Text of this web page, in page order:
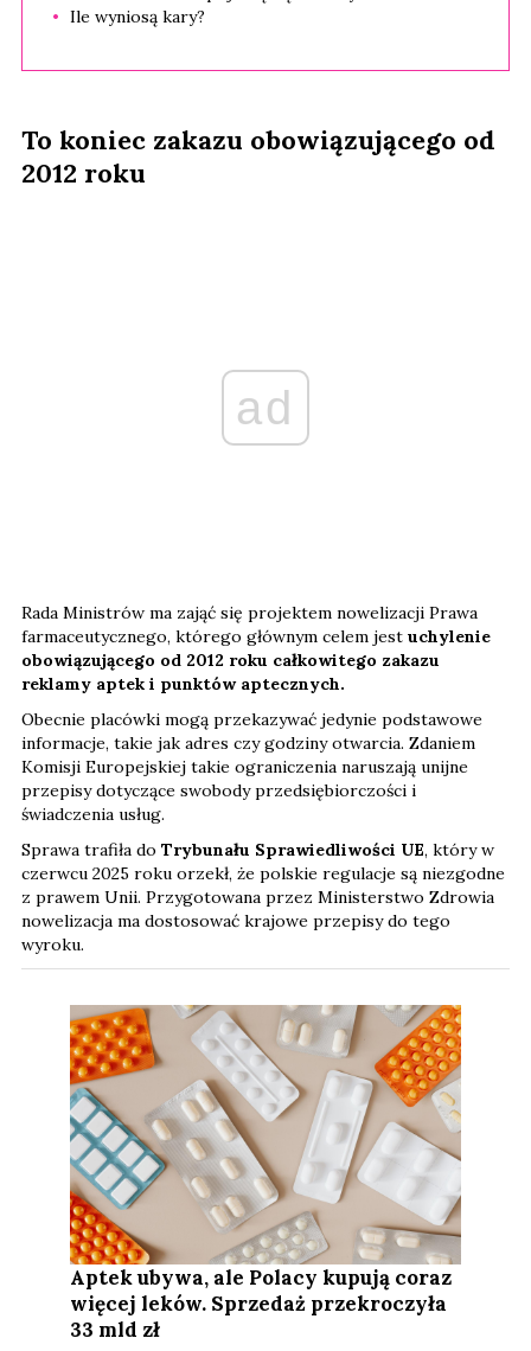
Ile wyniosą kary?
To koniec zakazu obowiązującego od
2012 roku
ad
Rada Ministrów ma zająć się projektem nowelizacji Prawa
farmaceutycznego, którego głównym celem jest uchylenie
obowiązującego od 2012 roku całkowitego zakazu
reklamy aptek i punktów aptecznych.
Obecnie placówki mogą przekazywać jedynie podstawowe
informacje, takie jak adres czy godziny otwarcia. Zdaniem
Komisji Europejskiej takie ograniczenia naruszają unijne
przepisy dotyczące swobody przedsiębiorczości i
świadczenia usług.
Sprawa trafiła do Trybunału Sprawiedliwości UE, który w
czerwcu 2025 roku orzekł, że polskie regulacje są niezgodne
z prawem Unii. Przygotowana przez Ministerstwo Zdrowia
nowelizacja ma dostosować krajowe przepisy do tego
wyroku.
Aptek ubywa, ale Polacy kupują coraz
więcej leków. Sprzedaż przekroczyła
33 mld zł